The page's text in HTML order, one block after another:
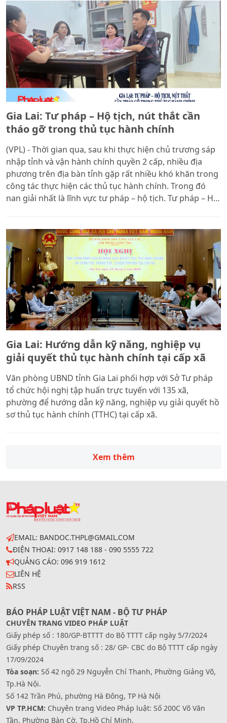
triển đất nước trong kỷ nguyên mới; - Đoàn Luật sư TP
Hà Nội phối hợp với Trường THCS và THPT Nguyễn Siêu
tổ chức “Phiên tòa giả định”; Tổng kết Chương trình đào
tạo nghề luật sư, công chứng chất lượng cao
Gia Lai: Tư pháp – Hộ tịch, nút thắt cần
tháo gỡ trong thủ tục hành chính
(VPL) - Thời gian qua, sau khi thực hiện chủ trương sáp
nhập tỉnh và vận hành chính quyền 2 cấp, nhiều địa
phương trên địa bàn tỉnh gặp rất nhiều khó khăn trong
công tác thực hiện các thủ tục hành chính. Trong đó
nan giải nhất là lĩnh vực tư pháp – hộ tịch. Tư pháp – Hộ
đăng ký khai sinh, khai tử, kết hôn, chứng thực giấy tờ…
vốn tưởng chừng đơn giản nhưng trên thực tế lại đang
phát sinh nhiều vướng mắc.
Gia Lai: Hướng dẫn kỹ năng, nghiệp vụ
giải quyết thủ tục hành chính tại cấp xã
Văn phòng UBND tỉnh Gia Lai phối hợp với Sở Tư pháp
tổ chức hội nghị tập huấn trực tuyến với 135 xã,
phường để hướng dẫn kỹ năng, nghiệp vụ giải quyết hồ
sơ thủ tục hành chính (TTHC) tại cấp xã.
Xem thêm
EMAIL: BANDOC.THPL@GMAIL.COM
ĐIỆN THOẠI: 0917 148 188 - 090 5555 722
QUẢNG CÁO: 096 919 1612
LIÊN HỆ
RSS
BÁO PHÁP LUẬT VIỆT NAM - BỘ TƯ PHÁP
CHUYÊN TRANG VIDEO PHÁP LUẬT
Giấy phép số : 180/GP-BTTTT do Bộ TTTT cấp ngày 5/7/2024
Giấy phép Chuyên trang số : 28/ GP- CBC do Bộ TTTT cấp ngày
17/09/2024
Tòa soạn: Số 42 ngõ 29 Nguyễn Chí Thanh, Phường Giảng Võ,
Tp.Hà Nội.
Số 142 Trần Phú, phường Hà Đông, TP Hà Nội
VP TP.HCM: Chuyên trang Video Pháp luật: Số 200C Võ Văn
Tần, Phường Bàn Cờ, Tp.Hồ Chí Minh.